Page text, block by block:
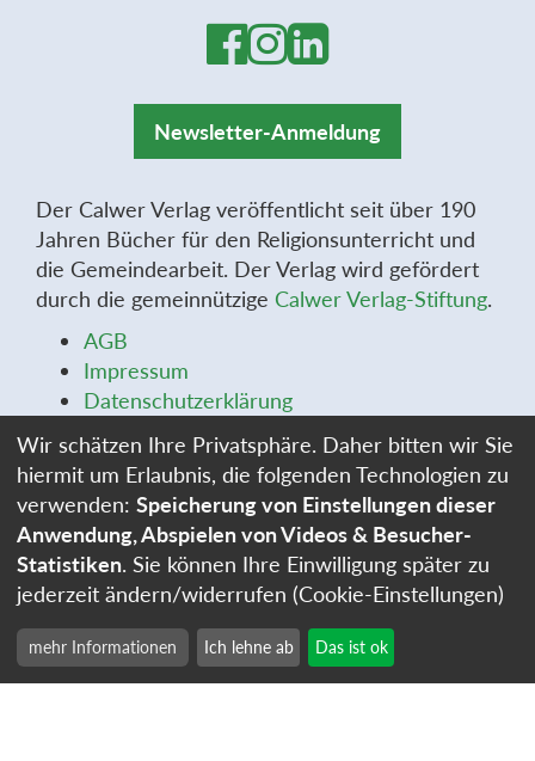
Newsletter-Anmeldung
Der Calwer Verlag veröffentlicht seit über 190
Jahren Bücher für den Religionsunterricht und
die Gemeindearbeit. Der Verlag wird gefördert
durch die gemeinnützige Calwer Verlag-Stiftung.
AGB
Impressum
Datenschutzerklärung
Widerrufsformular
Stellenangebote
Cookie-Einstellungen
Wir schätzen Ihre Privatsphäre. Daher bitten wir Sie
hiermit um Erlaubnis, die folgenden Technologien zu
verwenden: Speicherung von Einstellungen dieser
Anwendung, Abspielen von Videos & Besucher-
Statistiken. Sie können Ihre Einwilligung später zu
jederzeit ändern/widerrufen (Cookie-Einstellungen)
mehr Informationen Ich lehne ab Das ist ok